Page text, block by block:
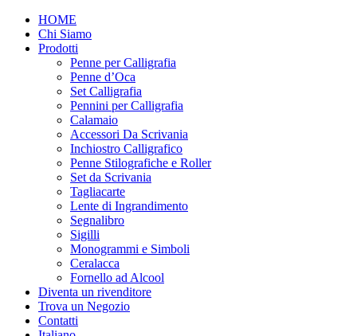
HOME
Chi Siamo
Prodotti
Penne per Calligrafia
Penne d’Oca
Set Calligrafia
Pennini per Calligrafia
Calamaio
Accessori Da Scrivania
Inchiostro Calligrafico
Penne Stilografiche e Roller
Set da Scrivania
Tagliacarte
Lente di Ingrandimento
Segnalibro
Sigilli
Monogrammi e Simboli
Ceralacca
Fornello ad Alcool
Diventa un rivenditore
Trova un Negozio
Contatti